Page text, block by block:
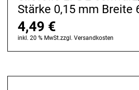
Stärke 0,15 mm Breite
4,49 €
inkl. 20 % MwSt.zzgl. Versandkosten